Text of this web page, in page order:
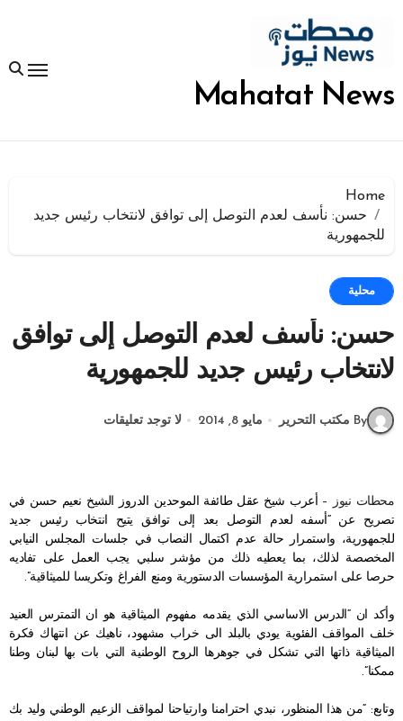
المحتوى
Mahatat News
Home
حسن: نأسف لعدم التوصل إلى توافق لانتخاب رئيس جديد
للجمهورية
محلية
حسن: نأسف لعدم التوصل إلى توافق
لانتخاب رئيس جديد للجمهورية
By مكتب التحرير مايو 8, 2014 لا توجد تعليقات
محطات نيوز – أعرب شيخ عقل طائفة الموحدين الدروز الشيخ نعيم حسن في
تصريح عن “أسفه لعدم التوصل بعد إلى توافق يتيح انتخاب رئيس جديد
للجمهورية، واستمرار حالة عدم اكتمال النصاب في جلسات المجلس النيابي
المخصصة لذلك، بما يعطيه ذلك من مؤشر سلبي يجب العمل على تفاديه
حرصا على استمرارية المؤسسات الدستورية ومنع الفراغ وتكريسا للميثاقية”.
وأكد ان “الدرس الاساسي الذي يقدمه مفهوم الميثاقية هو ان التمترس العنيد
خلف المواقف الفئوية يودي بالبلد الى خراب مشهود، ناهيك عن انتهاك فكرة
الميثاقية ذاتها التي تشكل في جوهرها الروح الوطنية التي بات بها لبنان وطنا
ممكنا”.
وتابع: “من هذا المنظور، نبدي احترامنا وارتياحنا لمواقف الزعيم الوطني وليد بك